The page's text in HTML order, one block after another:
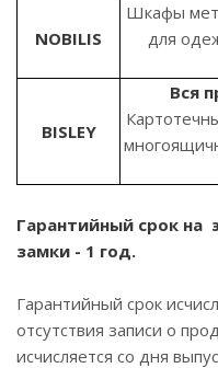
NOBILIS
Шкафы
для
BISLEY
Вся
Гарантийный срок на
замки - 1 год.
Гарантийный срок
отсутствия записи о
исчисляется со дня